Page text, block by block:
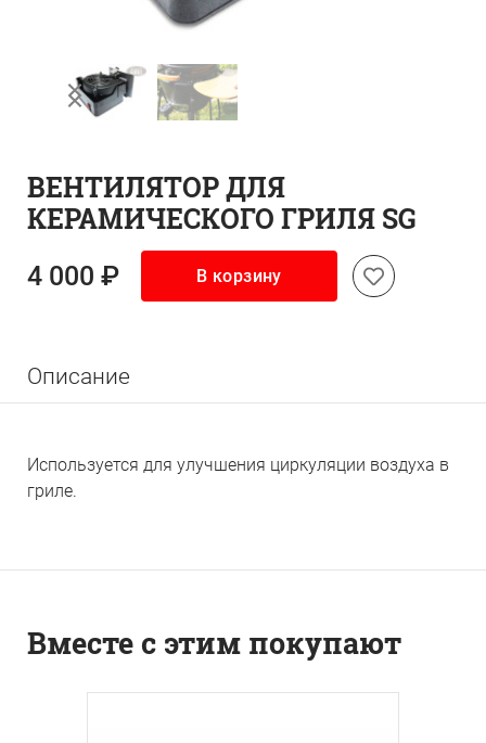
ВЕНТИЛЯТОР ДЛЯ
КЕРАМИЧЕСКОГО ГРИЛЯ SG
4 000 ₽ В корзину
Описание
Используется для улучшения циркуляции воздуха в
гриле.
Вместе с этим покупают